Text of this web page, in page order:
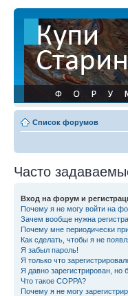
Список форумов
Часто
Вход на форум и
Почему я не могу войти на
Зачем вообще нужна
Почему мне периодически
Как сделать, чтобы я не
Я забыл пароль!
Я только что
Я давно зарегистрирован, но
Что такое COPPA?
Почему я не могу